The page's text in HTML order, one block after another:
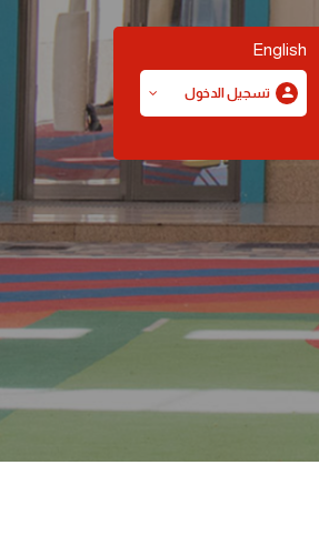
English
تسجيل الدخول